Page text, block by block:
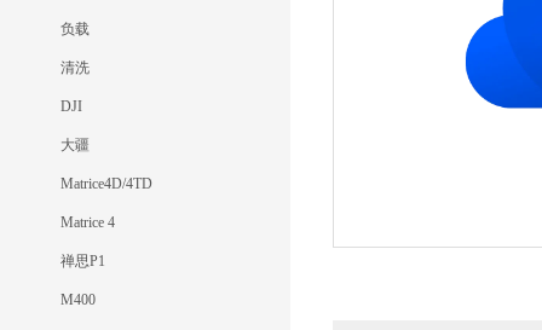
负载
清洗
DJI
大疆
Matrice4D/4TD
Matrice 4
禅思P1
M400